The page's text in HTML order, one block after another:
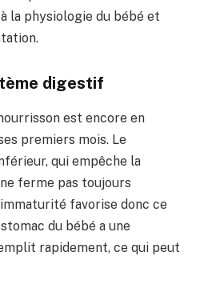
la physiologie du bébé et
digestif
est encore en
premiers mois. Le
qui empêche la
ferme pas toujours
favorise donc ce
du bébé a une
rapidement, ce qui peut